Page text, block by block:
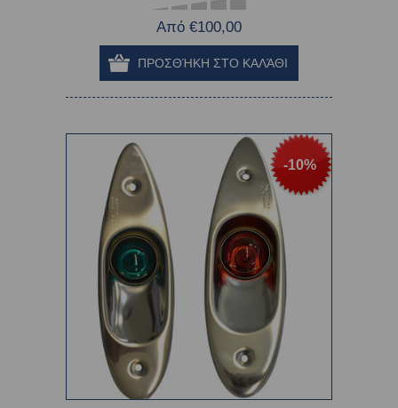
Από €100,00
-10%